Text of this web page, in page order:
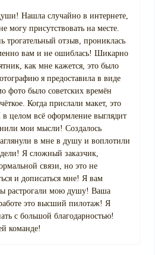
Нашла случайно в интернете,
могу присутствовать на месте.
трогательный отзыв, прониклась
вам и не ошиблась! Шикарно
как мне кажется, это было
я предоставила в виде
фото было советских времён
Когда прислали макет, это
целом всё оформление выглядит
мои мысли! Создалось
в мне в душу и воплотили
Я сложный заказчик,
связи, но это не
и дописаться мне! Я вам
растрогали мою душу! Ваша
это высший пилотаж! Я
с большой благодарностью!
команде!